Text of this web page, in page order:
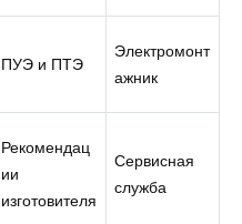
ПУЭ и ПТЭ
Электромонт
ажник
Рекомендац
ии
изготовителя
Сервисная
служба